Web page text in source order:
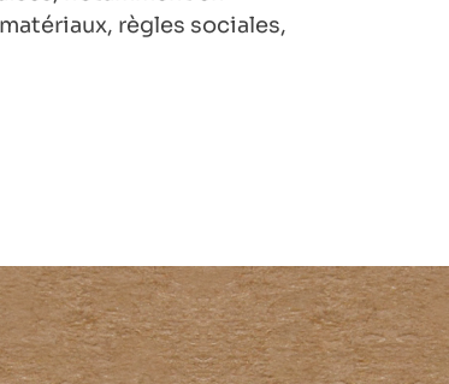
règles sociales,